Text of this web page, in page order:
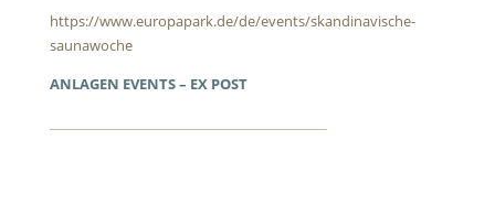
https://www.europapark.de/de/events/skandinavische-
saunawoche
ANLAGEN EVENTS – EX POST